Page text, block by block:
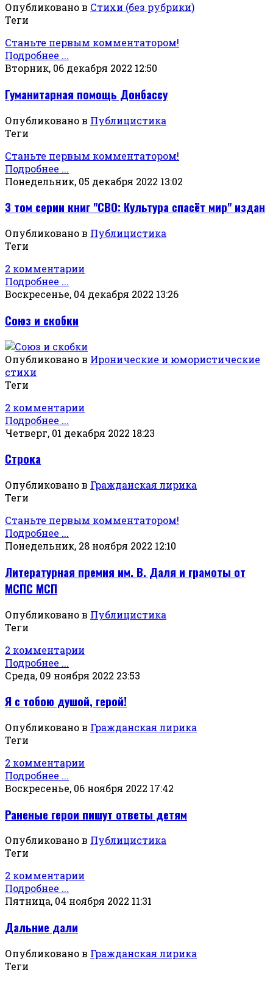
Опубликовано в Стихи (без рубрики)
Теги
Станьте первым комментатором!
Подробнее ...
Вторник, 06 декабря 2022 12:50
Гуманитарная помощь Донбассу
Опубликовано в Публицистика
Теги
Станьте первым комментатором!
Подробнее ...
Понедельник, 05 декабря 2022 13:02
3 том серии книг "СВО: Культура спасёт мир" издан
Опубликовано в Публицистика
Теги
2 комментарии
Подробнее ...
Воскресенье, 04 декабря 2022 13:26
Союз и скобки
Опубликовано в Иронические и юмористические
стихи
Теги
2 комментарии
Подробнее ...
Четверг, 01 декабря 2022 18:23
Строка
Опубликовано в Гражданская лирика
Теги
Станьте первым комментатором!
Подробнее ...
Понедельник, 28 ноября 2022 12:10
Литературная премия им. В. Даля и грамоты от
МСПС МСП
Опубликовано в Публицистика
Теги
2 комментарии
Подробнее ...
Среда, 09 ноября 2022 23:53
Я с тобою душой, герой!
Опубликовано в Гражданская лирика
Теги
2 комментарии
Подробнее ...
Воскресенье, 06 ноября 2022 17:42
Раненые герои пишут ответы детям
Опубликовано в Публицистика
Теги
2 комментарии
Подробнее ...
Пятница, 04 ноября 2022 11:31
Дальние дали
Опубликовано в Гражданская лирика
Теги